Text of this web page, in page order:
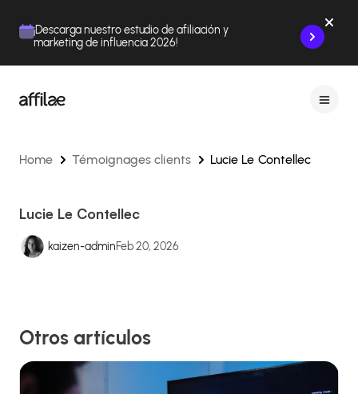
¡Descarga nuestro estudio de afiliación y
marketing de influencia 2026!
Home Témoignages clients Lucie Le Contellec
Lucie Le Contellec
kaizen-adminFeb 20, 2026
Otros artículos